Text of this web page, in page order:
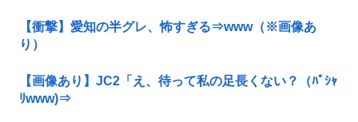
【衝撃】愛知の半グレ、怖すぎる⇒www（※画像あ
り）
【画像あり】JC2「え、待って私の足長くない？（ﾊﾟｼｬ
ﾘwww)⇒